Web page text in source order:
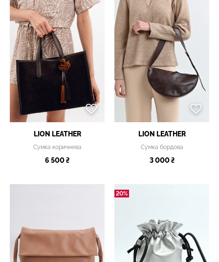
LION LEATHER
Сумка коричнева
6 500 ₴
LION LEATHER
Сумка бордова
3 000 ₴
20%